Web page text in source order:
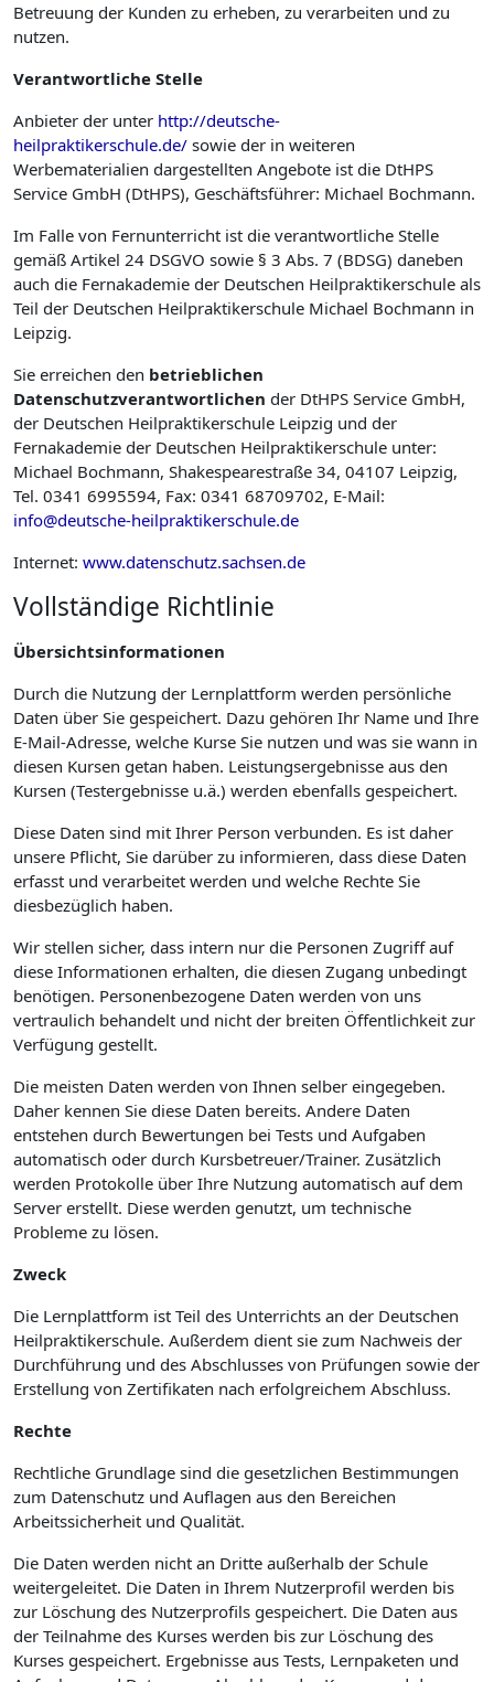
Betreuung der Kunden zu erheben, zu verarbeiten und zu
nutzen.
Verantwortliche Stelle
Anbieter der unter http://deutsche-
heilpraktikerschule.de/ sowie der in weiteren
Werbematerialien dargestellten Angebote ist die DtHPS
Service GmbH (DtHPS), Geschäftsführer: Michael Bochmann.
Im Falle von Fernunterricht ist die verantwortliche Stelle
gemäß Artikel 24 DSGVO sowie § 3 Abs. 7 (BDSG) daneben
auch die Fernakademie der Deutschen Heilpraktikerschule als
Teil der Deutschen Heilpraktikerschule Michael Bochmann in
Leipzig.
Sie erreichen den betrieblichen
Datenschutzverantwortlichen der DtHPS Service GmbH,
der Deutschen Heilpraktikerschule Leipzig und der
Fernakademie der Deutschen Heilpraktikerschule unter:
Michael Bochmann, Shakespearestraße 34, 04107 Leipzig,
Tel. 0341 6995594, Fax: 0341 68709702, E-Mail:
info@deutsche-heilpraktikerschule.de
Internet: www.datenschutz.sachsen.de
Vollständige Richtlinie
Übersichtsinformationen
Durch die Nutzung der Lernplattform werden persönliche
Daten über Sie gespeichert. Dazu gehören Ihr Name und Ihre
E-Mail-Adresse, welche Kurse Sie nutzen und was sie wann in
diesen Kursen getan haben. Leistungsergebnisse aus den
Kursen (Testergebnisse u.ä.) werden ebenfalls gespeichert.
Diese Daten sind mit Ihrer Person verbunden. Es ist daher
unsere Pflicht, Sie darüber zu informieren, dass diese Daten
erfasst und verarbeitet werden und welche Rechte Sie
diesbezüglich haben.
Wir stellen sicher, dass intern nur die Personen Zugriff auf
diese Informationen erhalten, die diesen Zugang unbedingt
benötigen. Personenbezogene Daten werden von uns
vertraulich behandelt und nicht der breiten Öffentlichkeit zur
Verfügung gestellt.
Die meisten Daten werden von Ihnen selber eingegeben.
Daher kennen Sie diese Daten bereits. Andere Daten
entstehen durch Bewertungen bei Tests und Aufgaben
automatisch oder durch Kursbetreuer/Trainer. Zusätzlich
werden Protokolle über Ihre Nutzung automatisch auf dem
Server erstellt. Diese werden genutzt, um technische
Probleme zu lösen.
Zweck
Die Lernplattform ist Teil des Unterrichts an der Deutschen
Heilpraktikerschule. Außerdem dient sie zum Nachweis der
Durchführung und des Abschlusses von Prüfungen sowie der
Erstellung von Zertifikaten nach erfolgreichem Abschluss.
Rechte
Rechtliche Grundlage sind die gesetzlichen Bestimmungen
zum Datenschutz und Auflagen aus den Bereichen
Arbeitssicherheit und Qualität.
Die Daten werden nicht an Dritte außerhalb der Schule
weitergeleitet. Die Daten in Ihrem Nutzerprofil werden bis
zur Löschung des Nutzerprofils gespeichert. Die Daten aus
der Teilnahme des Kurses werden bis zur Löschung des
Kurses gespeichert. Ergebnisse aus Tests, Lernpaketen und